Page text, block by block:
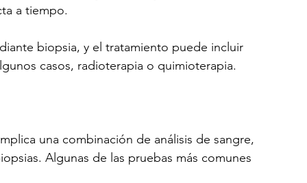
a tiempo.
biopsia, y el tratamiento puede incluir
casos, radioterapia o quimioterapia.
una combinación de análisis de sangre,
Algunas de las pruebas más comunes